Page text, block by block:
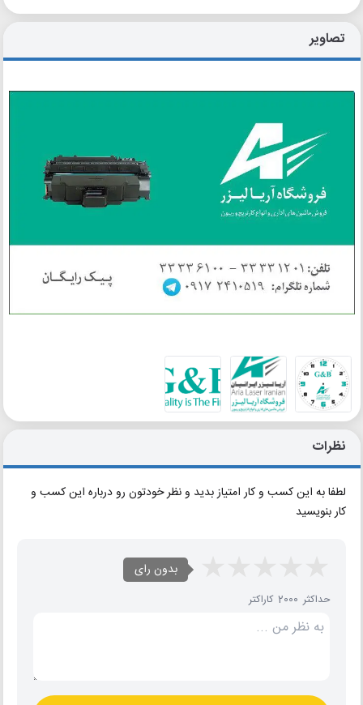
تصاویر
نظرات
لطفا به این کسب و کار امتیاز بدید و نظر خودتون رو درباره این کسب و
کار بنویسید
بدون رای
حداکثر 2000 کاراکتر